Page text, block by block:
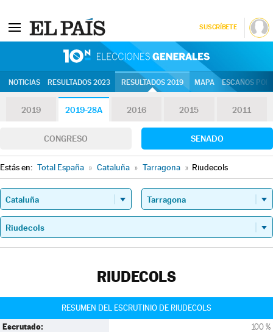
SUSCRÍBETE
NOTICIAS RESULTADOS 2023 RESULTADOS 2019 MAPA ESCAÑOS
2019 2019-28A 2016 2015 2011
CONGRESO SENADO
Estás en: Total España » Cataluña » Tarragona » Riudecols
RIUDECOLS
RESUMEN DEL ESCRUTINIO DE RIUDECOLS
Escrutado: 100 %